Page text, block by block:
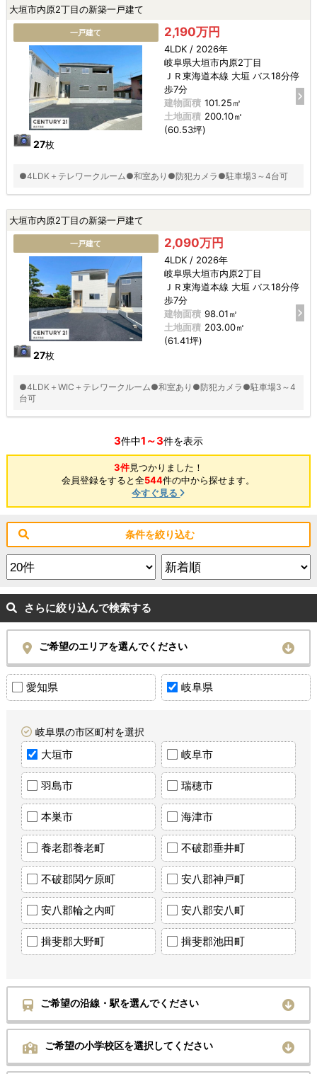
大垣市内原2丁目の新築一戸建て
一戸建て
27枚
2,190万円
4LDK / 2026年
岐阜県大垣市内原2丁目
ＪＲ東海道本線 大垣 バス18分停
歩7分
建物面積 101.25㎡
土地面積 200.10㎡
(60.53坪)
●4LDK＋テレワークルーム●和室あり●防犯カメラ●駐車場3～4台可
大垣市内原2丁目の新築一戸建て
一戸建て
27枚
2,090万円
4LDK / 2026年
岐阜県大垣市内原2丁目
ＪＲ東海道本線 大垣 バス18分停
歩7分
建物面積 98.01㎡
土地面積 203.00㎡
(61.41坪)
●4LDK＋WIC＋テレワークルーム●和室あり●防犯カメラ●駐車場3～4
台可
3件中1～3件を表示
3件見つかりました！
会員登録をすると全544件の中から探せます。
今すぐ見る
条件を絞り込む
さらに絞り込んで検索する
ご希望のエリアを選んでください
愛知県 岐阜県
岐阜県の市区町村を選択
大垣市 岐阜市
羽島市 瑞穂市
本巣市 海津市
養老郡養老町 不破郡垂井町
不破郡関ケ原町 安八郡神戸町
安八郡輪之内町 安八郡安八町
揖斐郡大野町 揖斐郡池田町
ご希望の沿線・駅を選んでください
ご希望の小学校区を選択してください